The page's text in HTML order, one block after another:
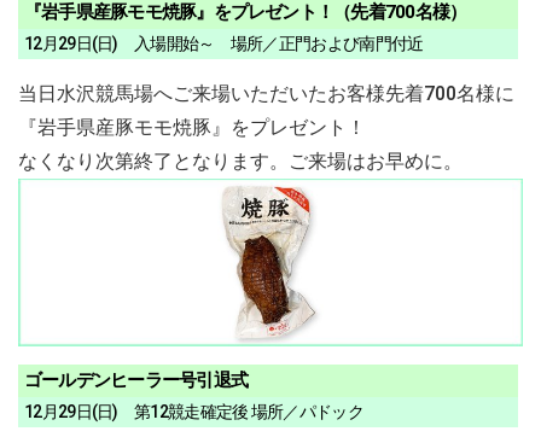
『岩手県産豚モモ焼豚』をプレゼント！（先着700名様）
12月29日(日) 入場開始～ 場所／正門および南門付近
当日水沢競馬場へご来場いただいたお客様先着700名様に
『岩手県産豚モモ焼豚』をプレゼント！
なくなり次第終了となります。ご来場はお早めに。
ゴールデンヒーラー号引退式
12月29日(日) 第12競走確定後 場所／パドック